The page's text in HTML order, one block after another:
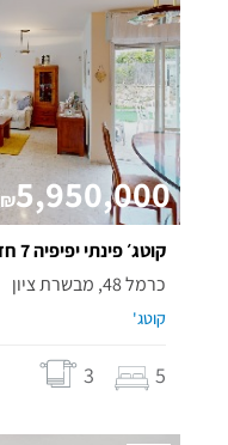
₪5,950,000
קוטג׳ פינתי יפיפיה 7 חדרים משופצת ומרוהטת.
כרמל 48, מבשרת ציון
קוטג'
5
3